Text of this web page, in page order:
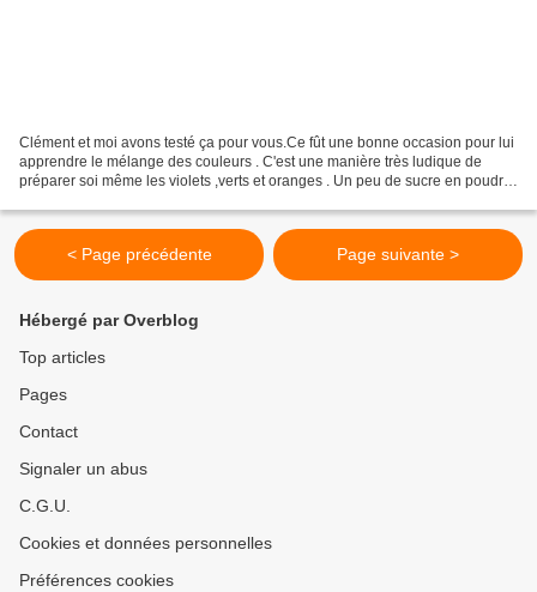
Clément et moi avons testé ça pour vous.Ce fût une bonne occasion pour lui
apprendre le mélange des couleurs . C'est une manière très ludique de
préparer soi même les violets ,verts et oranges . Un peu de sucre en poudre
< Page précédente Page suivante >
Hébergé par Overblog
Top articles
Pages
Contact
Signaler un abus
C.G.U.
Cookies et données personnelles
Préférences cookies